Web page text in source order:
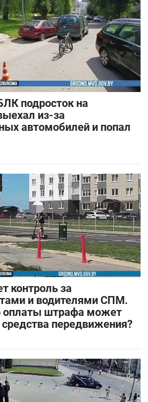
подросток на
из-за
автомобилей и попал
контроль за
и водителями СПМ.
оплаты штрафа может
средства передвижения?